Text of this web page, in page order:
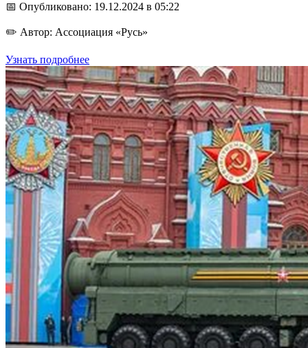
📅 Опубликовано: 19.12.2024 в 05:22
✏️ Автор: Ассоциация «Русь»
Узнать подробнее